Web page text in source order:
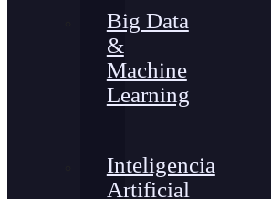
Big Data
&
Machine
Learning
Inteligencia
Artificial